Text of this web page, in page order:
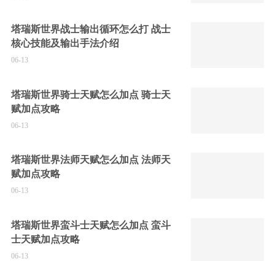
塔瑞斯世界战士输出循环怎么打 战士
核心技能及输出手法介绍
06-13
塔瑞斯世界骑士天赋怎么加点 骑士天
赋加点攻略
06-13
塔瑞斯世界法师天赋怎么加点 法师天
赋加点攻略
06-13
塔瑞斯世界蛮斗士天赋怎么加点 蛮斗
士天赋加点攻略
06-13